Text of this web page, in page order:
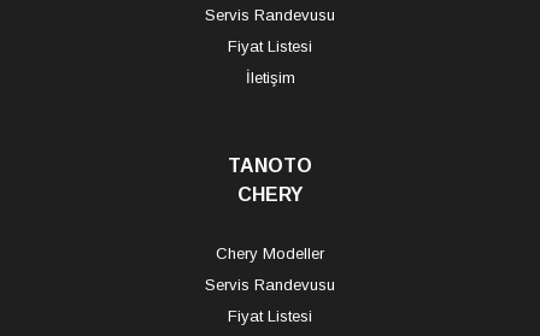
Servis Randevusu
Fiyat Listesi
İletişim
TANOTO
CHERY
Chery Modeller
Servis Randevusu
Fiyat Listesi